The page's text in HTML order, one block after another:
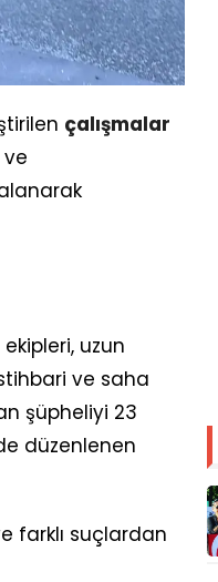
çalışmalar
ve
uzun
ve saha
şüpheliyi 23
düzenlenen
farklı suçlardan